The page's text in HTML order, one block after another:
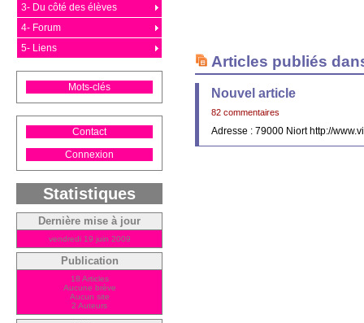
Articles publiés
Nouvel article
82 commentaires
Adresse : 79000 Niort http://
3- Du côté des élèves
4- Forum
5- Liens
Mots-clés
Contact
Connexion
Statistiques
Dernière mise à jour
vendredi 19 juin 2009
Publication
18 Articles
Aucune brève
Aucun site
2 Auteurs